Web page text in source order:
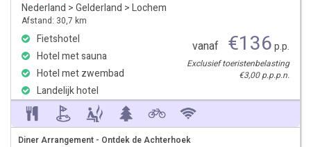
Nederland >Gelderland >Lochem
Afstand: 30,7 km
Fietshotel
Hotel met sauna
Hotel met zwembad
Landelijk hotel
vanaf €136p.p.
Exclusief toeristenbelasting
€3,00 p.p.p.n.
Diner Arrangement - Ontdek de Achterhoek